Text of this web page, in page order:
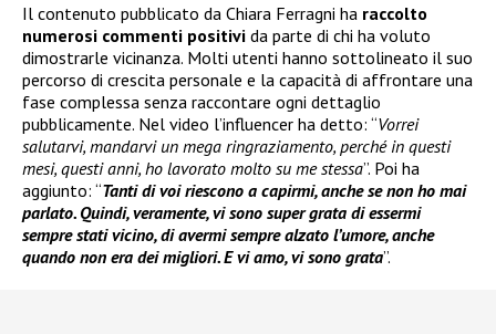
Il contenuto pubblicato da Chiara Ferragni ha raccolto
numerosi commenti positivi da parte di chi ha voluto
dimostrarle vicinanza. Molti utenti hanno sottolineato il suo
percorso di crescita personale e la capacità di affrontare una
fase complessa senza raccontare ogni dettaglio
pubblicamente. Nel video l’influencer ha detto: “Vorrei
salutarvi, mandarvi un mega ringraziamento, perché in questi
mesi, questi anni, ho lavorato molto su me stessa”. Poi ha
aggiunto: “Tanti di voi riescono a capirmi, anche se non ho mai
parlato. Quindi, veramente, vi sono super grata di essermi
sempre stati vicino, di avermi sempre alzato l’umore, anche
quando non era dei migliori. E vi amo, vi sono grata”.